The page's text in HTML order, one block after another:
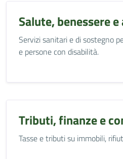
Salute, benessere
Servizi sanitari e di sostegno
e persone con disabilità.
Tributi, finanze e
Tasse e tributi su immobili,